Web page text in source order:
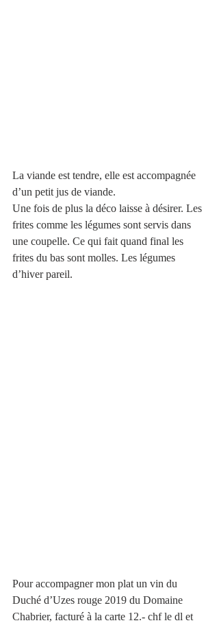
La viande est tendre, elle est accompagnée
d’un petit jus de viande.
Une fois de plus la déco laisse à désirer. Les
frites comme les légumes sont servis dans
une coupelle. Ce qui fait quand final les
frites du bas sont molles. Les légumes
d’hiver pareil.
Pour accompagner mon plat un vin du
Duché d’Uzes rouge 2019 du Domaine
Chabrier, facturé à la carte 12.- chf le dl et